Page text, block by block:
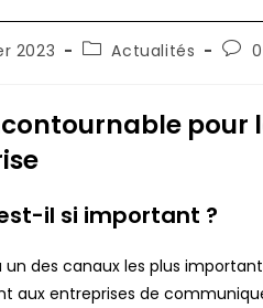
2023
PostActualités
pour
il si important ?
des canaux les plus
aux entreprises de